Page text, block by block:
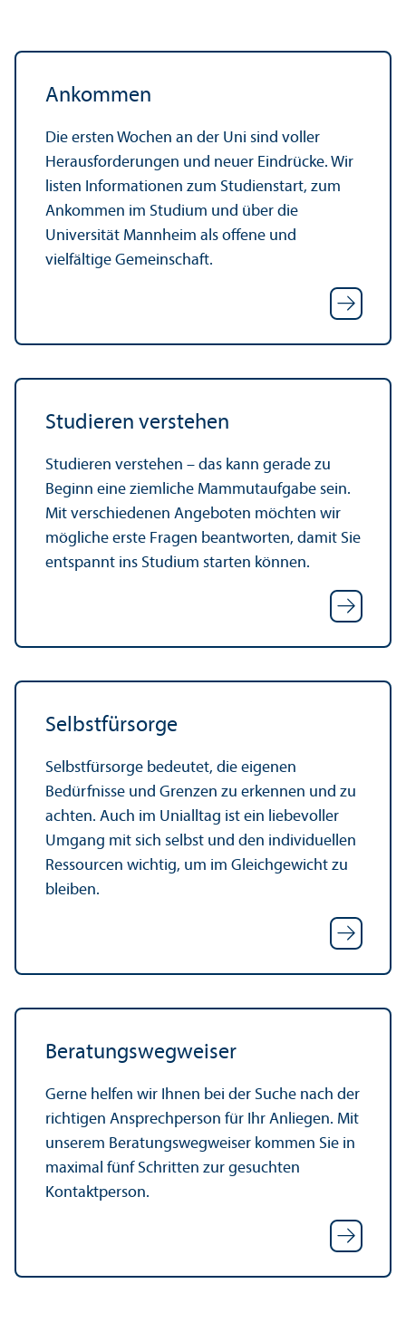
Ankommen
Die ersten Wochen an der Uni sind voller
Herausforderungen und neuer Eindrücke. Wir
listen Informationen zum Studien­start, zum
Ankommen im Studium und über die
Universität Mannheim als offene und
vielfältige Gemeinschaft.
Studieren verstehen
Studieren verstehen – das kann gerade zu
Beginn eine ziemliche Mammutaufgabe sein.
Mit verschiedenen Angeboten möchten wir
mögliche erste Fragen beantworten, damit Sie
entspannt ins Studium starten können.
Selbstfürsorge
Selbstfürsorge bedeutet, die eigenen
Bedürfnisse und Grenzen zu erkennen und zu
achten. Auch im Unialltag ist ein liebevoller
Umgang mit sich selbst und den individuellen
Ressourcen wichtig, um im Gleich­gewicht zu
bleiben.
Beratungs­wegweiser
Gerne helfen wir Ihnen bei der Suche nach der
richtigen Ansprechperson für Ihr Anliegen. Mit
unserem Beratungs­wegweiser kommen Sie in
maximal fünf Schritten zur gesuchten
Kontaktperson.